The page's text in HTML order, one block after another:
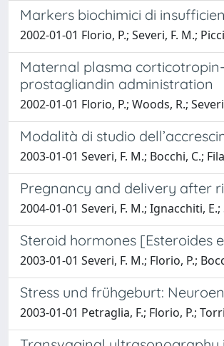
Markers biochimici di
2002-01-01 Florio, P.; Severi, F. M.;
Maternal plasma
prostagliandin administration
2002-01-01 Florio, P.; Woods, R.;
Modalità di studio
2003-01-01 Severi, F. M.; Bocchi, C.;
Pregnancy and delivery after
2004-01-01 Severi, F. M.; Ignacchiti,
Steroid hormones [Esteroides
2003-01-01 Severi, F. M.; Florio, P.;
Stress und frühgeburt:
2003-01-01 Petraglia, F.; Florio, P.;